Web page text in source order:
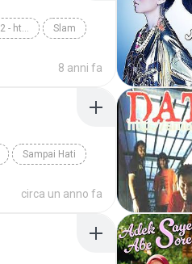
Slow Rock Malaysia Part 2 - http://idws.in/310179 Slam
8 anni fa
Sampai Hati
circa un anno fa